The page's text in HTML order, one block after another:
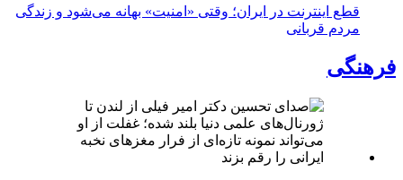
قطع اینترنت در ایران؛ وقتی «امنیت» بهانه می‌شود و زندگی
مردم قربانی
فرهنگی